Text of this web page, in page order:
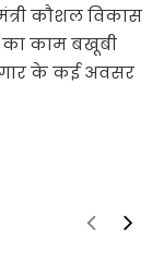
कौशल विकास
का काम बखूबी
के कई अवसर